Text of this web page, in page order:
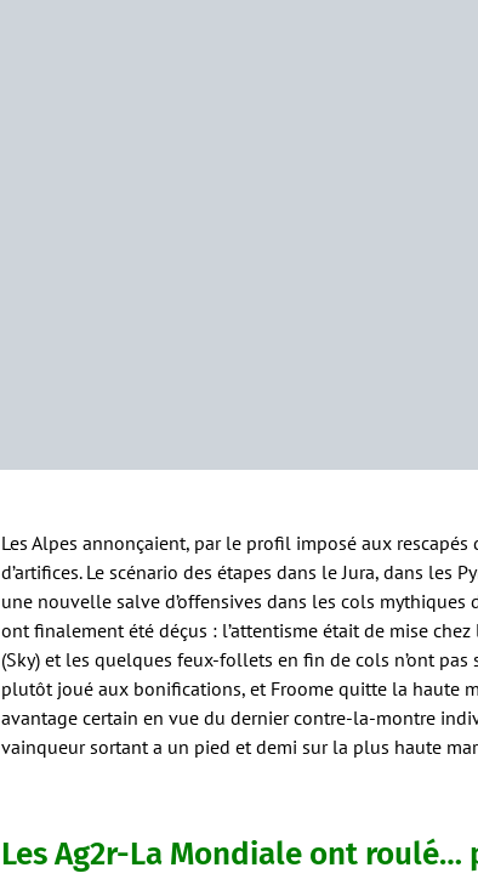
Les Alpes annonçaient, par le profil imposé aux
d’artifices. Le scénario des étapes dans le Jura, dans les
une nouvelle salve d’offensives dans les cols mythiques
ont finalement été déçus : l’attentisme était de mise
(Sky) et les quelques feux-follets en fin de cols n’ont pas
plutôt joué aux bonifications, et Froome quitte la haute
avantage certain en vue du dernier contre-la-montre
vainqueur sortant a un pied et demi sur la plus haute
Les Ag2r-La Mondiale ont